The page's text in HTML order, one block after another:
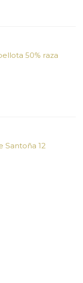
50% raza
Santoña 12